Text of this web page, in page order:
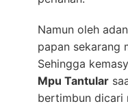
Namun oleh
papan sekarang
Sehingga
Mpu Tantular
bertimbun dicari